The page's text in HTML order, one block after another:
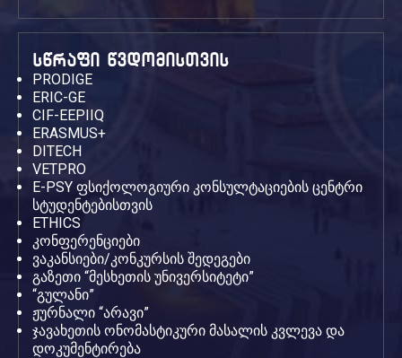
სწრაფი წვდომისთვის
PRODIGE
ERIC-GE
CIF-EEPIIQ
ERASMUS+
DITECH
VETPRO
E-PSY ფსიქოლოგიური კონსულტაციების ცენტრი
სტუდენტებისთვის
ETHICS
კონფერენციები
ვაკანსიები/კონკურსის შედეგები
გაზეთი “მესხეთის უნივერსიტეტი”
“გულანი”
ჟურნალი “არავი”
ჯავახეთის ონომასტიკური მასალის კვლევა და
დოკუმენტირება